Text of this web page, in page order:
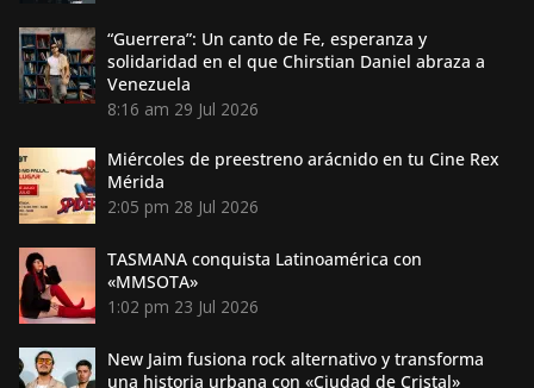
“Guerrera”: Un canto de Fe, esperanza y
solidaridad en el que Chirstian Daniel abraza a
Venezuela
8:16 am 29 Jul 2026
Miércoles de preestreno arácnido en tu Cine Rex
Mérida
2:05 pm 28 Jul 2026
TASMANA conquista Latinoamérica con
«MMSOTA»
1:02 pm 23 Jul 2026
New Jaim fusiona rock alternativo y transforma
una historia urbana con «Ciudad de Cristal»